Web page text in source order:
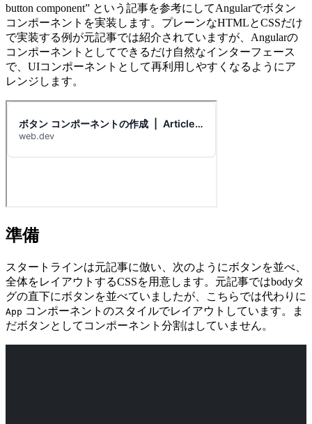
button component” という記事を参考にしてAngularでボタン
コンポーネントを実装します。プレーンなHTMLとCSSだけ
で実装する例が元記事では紹介されていますが、Angularの
コンポーネントとしてできるだけ自然なインターフェース
で、UIコンポーネントとして再利用しやすくなるようにア
レンジします。
準備
スタートラインは元記事に倣い、次のようにボタンを並べ、
全体をレイアウトするCSSを用意します。元記事ではbodyタ
グの直下にボタンを並べていましたが、こちらでは代わりに
App コンポーネントのスタイルでレイアウトしています。ま
だボタンとしてコンポーネント分割はしていません。